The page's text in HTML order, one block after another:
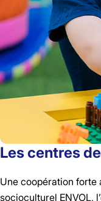
Les centres
Une coopération forte
socioculturel ENVOL,